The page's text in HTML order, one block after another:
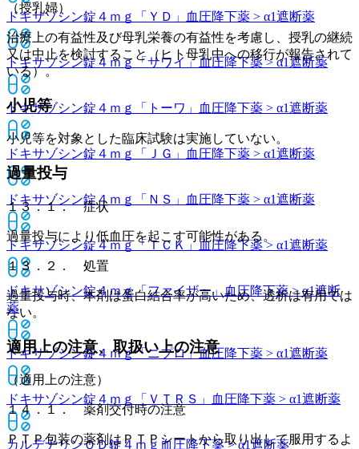
ドキサゾシン錠４ｍｇ「ＹＤ」 血圧降下薬 > α1遮断薬
ドキサゾシン錠４ｍｇ「サワイ」血圧降下薬 > α1遮断薬
ドキサゾシン錠４ｍｇ「トーワ」 血圧降下薬 > α1遮断薬
ドキサゾシン錠４ｍｇ「ＪＧ」 血圧降下薬 > α1遮断薬
ドキサゾシン錠４ｍｇ「ＮＳ」 血圧降下薬 > α1遮断薬
ドキサゾシン錠４ｍｇ「ＴＣＫ」 血圧降下薬 > α1遮断薬
ドキサゾシン錠４ｍｇ「ファイザー」 血圧降下薬 > α1遮断
薬
ドキサゾシン錠４ｍｇ「ニプロ」血圧降下薬 > α1遮断薬
ドキサゾシン錠４ｍｇ「ＶＴＲＳ」 血圧降下薬 > α1遮断薬
カルデナリンＯＤ錠４ｍｇ 血圧降下薬 > α1遮断薬
（授乳婦）
治療上の有益性及び母乳栄養の有益性を考慮し、授乳の継続
又は中止を検討すること（ヒト母乳中への移行が報告されて
いる）。
小児等
小児等を対象とした臨床試験は実施していない。
過量投与
１３．１． 症状
過量投与により低血圧を起こす可能性がある。
１３．２． 処置
過量投与時、本剤は蛋白結合率が高いため、透析は有用では
ない。
適用上の注意、取扱い上の注意
（適用上の注意）
１４．１． 薬剤交付時の注意
ＰＴＰ包装の薬剤はＰＴＰシートから取り出して服用するよ